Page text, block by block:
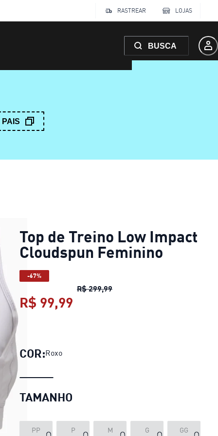
RASTREAR LOJAS
BUSCA
PAIS
Top de Treino Low Impact
Cloudspun Feminino
-67%
R$ 299,99Top de Treino Low Impact
R$ 99,99
COR:Roxo
TAMANHO
PP P M G GG